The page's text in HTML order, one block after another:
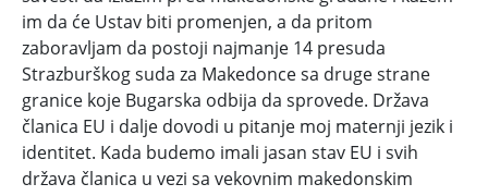
im da će Ustav biti promenjen, a da pritom
zaboravljam da postoji najmanje 14 presuda
Strazburškog suda za Makedonce sa druge strane
granice koje Bugarska odbija da sprovede. Država
članica EU i dalje dovodi u pitanje moj maternji jezik i
identitet. Kada budemo imali jasan stav EU i svih
država članica u vezi sa vekovnim makedonskim